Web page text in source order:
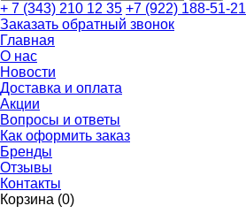
+ 7 (343) 210 12 35 +7 (922) 188-51-21
Заказать обратный звонок
Главная
О нас
Новости
Доставка и оплата
Акции
Вопросы и ответы
Как оформить заказ
Бренды
Отзывы
Контакты
Корзина (0)